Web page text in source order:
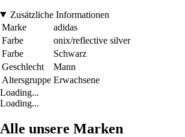
Zusätzliche Informationen
Marke
adidas
Farbe
onix/reflective silver
Farbe
Schwarz
Geschlecht
Mann
Altersgruppe Erwachsene
Loading...
Loading...
Alle unsere Marken